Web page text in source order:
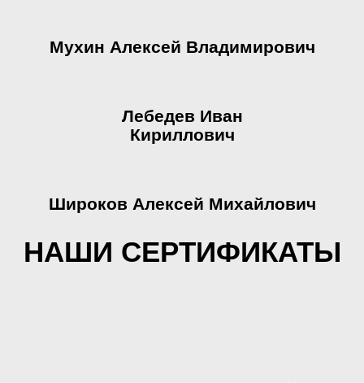
Мухин Алексей Владимирович
Лебедев Иван
Кириллович
Широков Алексей Михайлович
НАШИ СЕРТИФИКАТЫ